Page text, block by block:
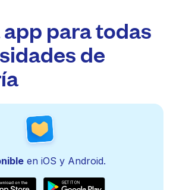
app para todas
de
en iOS y Android.